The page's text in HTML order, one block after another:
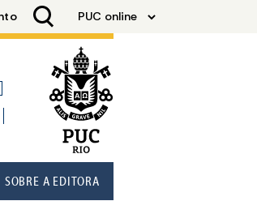
SOBRE A EDITORA